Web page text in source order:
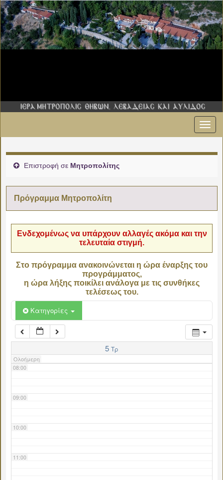
Επιστροφή σε Μητροπολίτης
Πρόγραμμα Μητροπολίτη
Ενδεχομένως να υπάρχουν αλλαγές ακόμα και την
τελευταία στιγμή.
Στο πρόγραμμα ανακοινώνεται η ώρα έναρξης του
προγράμματος,
η ώρα λήξης ποικίλει ανάλογα με τις συνθήκες
τελέσεως του.
Κατηγορίες
5 Τρ
Ολοήμερη
02:00
06:00
07:00
08:00
09:00
10:00
11:00